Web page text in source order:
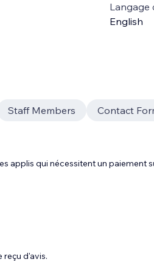
Langage
English
Staff Members Contact
applis qui nécessitent un paiement
reçu d'avis.